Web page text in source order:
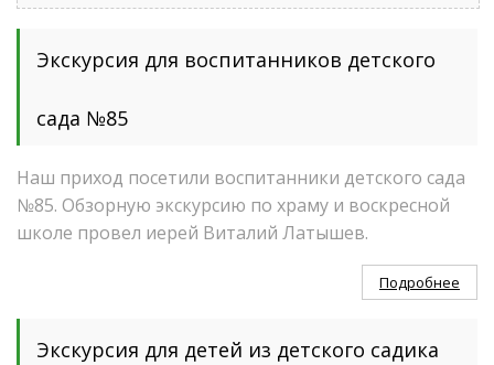
Экскурсия для воспитанников детского
сада №85
Наш приход посетили воспитанники детского сада
№85. Обзорную экскурсию по храму и воскресной
школе провел иерей Виталий Латышев.
Подробнее
Экскурсия для детей из детского садика